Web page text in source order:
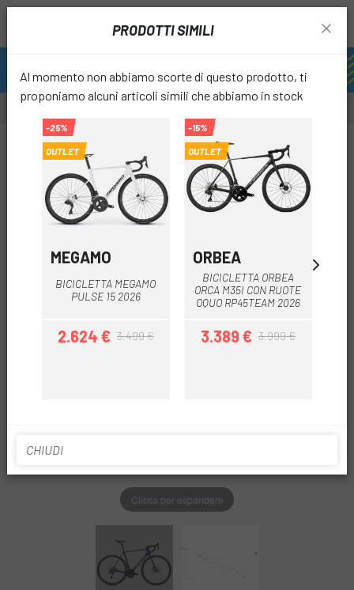
OUTLET
Clicca per espandere
PRODOTTI SIMILI
Al momento non abbiamo scorte di questo prodotto, ti
proponiamo alcuni articoli simili che abbiamo in stock
-25%
OUTLET
MEGAMO
BICICLETTA MEGAMO
PULSE 15 2026
Prezzo
2.624 €Prezzo base
3.499 €
-15%
OUTLET
ORBEA
BICICLETTA ORBEA
ORCA M35I CON RUOTE
OQUO RP45TEAM 2026
Prezzo
3.389 €Prezzo base
3.999 €
CHIUDI